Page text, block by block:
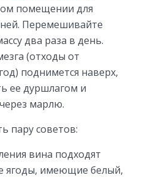
помещении для
Перемешивайте
два раза в день.
(отходы от
поднимется наверх,
ее дуршлагом и
марлю.
пару советов:
вина подходят
ягоды, имеющие белый,